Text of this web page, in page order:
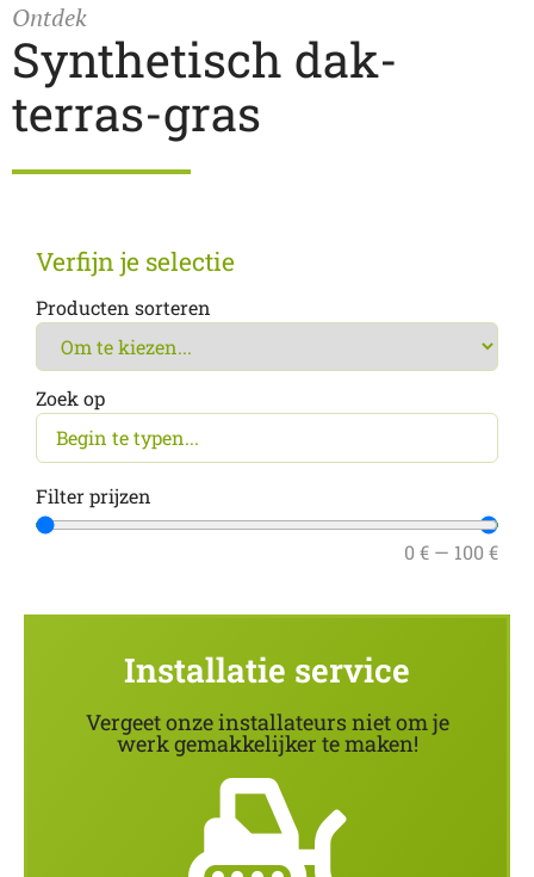
Ontdek
Synthetisch dak-
terras-gras
Verfijn je selectie
Producten sorteren
Zoek op
Filter prijzen
0 € — 100 €
Installatie service
Vergeet onze installateurs niet om je
werk gemakkelijker te maken!